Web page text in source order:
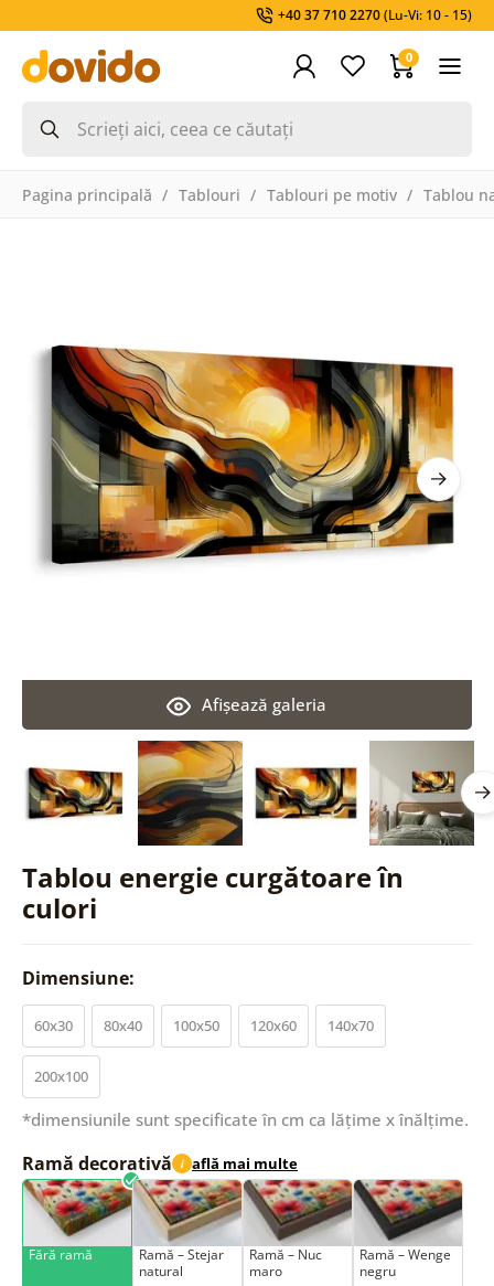
+40 37 710 2270(Lu-Vi: 10 - 15)
0
Pagina principală Tablouri Tablouri pe motiv Tablou
Tablou energie curgătoare în
culori
Afişează galeria
Dimensiune:
60x30 80x40 100x50 120x60 140x70
200x100
*dimensiunile sunt specificate în cm ca lățime x înălțime.
Ramă decorativă i află mai multe
Fără ramă
Ramă – Stejar
natural
Ramă – Nuc
maro
Ramă – Wenge
negru